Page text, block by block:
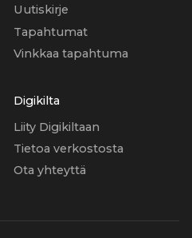
Uutiskirje
Tapahtumat
Vinkkaa tapahtuma
Digikilta
Liity Digikiltaan
Tietoa verkostosta
Ota yhteyttä